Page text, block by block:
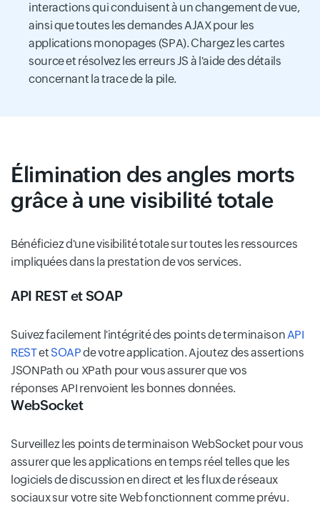
interactions qui conduisent à un changement de vue,
ainsi que toutes les demandes AJAX pour les
applications monopages (SPA). Chargez les cartes
source et résolvez les erreurs JS à l'aide des détails
concernant la trace de la pile.
Élimination des angles morts
grâce à une visibilité totale
Bénéficiez d'une visibilité totale sur toutes les ressources
impliquées dans la prestation de vos services.
API REST et SOAP
Suivez facilement l'intégrité des points de terminaisonAPI
RESTet SOAPde votre application. Ajoutez des assertions
JSONPath ou XPath pour vous assurer que vos
réponses API renvoient les bonnes données.
WebSocket
Surveillez les points de terminaison WebSocket pour vous
assurer que les applications en temps réel telles que les
logiciels de discussion en direct et les flux de réseaux
sociaux sur votre site Web fonctionnent comme prévu.